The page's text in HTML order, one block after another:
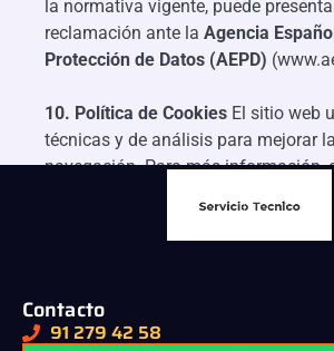
la normativa vigente, puede
reclamación ante la Agencia
Protección de Datos (AEPD)
10. Política de Cookies El sitio web
técnicas y de análisis para mejorar
navegación. Para más información,
Contacto
91 279 42 58